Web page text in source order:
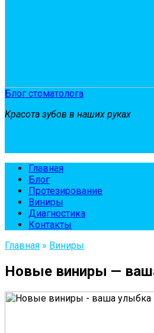
Блог стоматолога
Красота зубов в наших руках
Главная
Блог
Протезирование
Виниры
Диагностика
Контакты
Главная » Виниры
Новые виниры —